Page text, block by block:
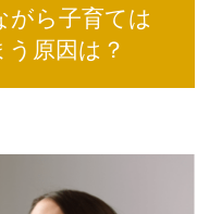
がら子育ては
原因は？